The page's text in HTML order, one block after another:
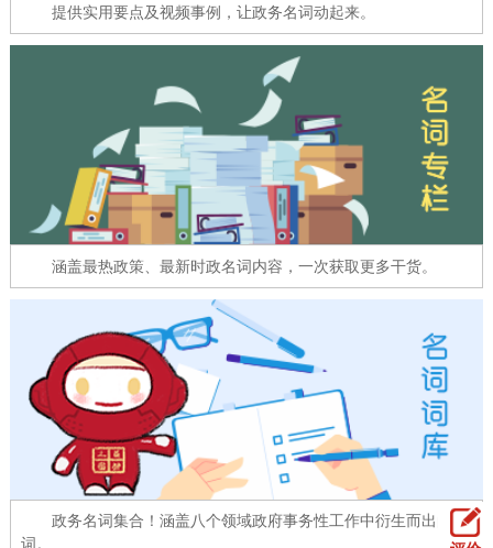
参与调查 在线访谈
十六区概览 人文北京
绿色北京 图说北京 视频北京
多语种
ENGLISH 한국어 日本語
DEUTSCH FRANÇAIS РУССКИЙ ЯЗЫК
ESPAÑOL PORTUGUÊS
ITALIANO
提供实用要点及视频事例，让政务名词动起来。
涵盖最热政策、最新时政名词内容，一次获取更多干货。
政务名词集合！涵盖八个领域政府事务性工作中衍生而出的名
词。